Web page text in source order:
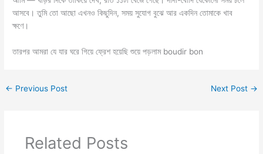
আসবে। তুমি তো আছো এখন‌ও কিছুদিন, সময় সুযোগ বুঝে আর একদিন তোমাকে খাব
ক্ষণে।
তারপর আমরা যে যার ঘরে গিয়ে ফ্রেশ হয়েছি শুয়ে পড়লাম boudir bon
← Previous Post Next Post →
Related Posts